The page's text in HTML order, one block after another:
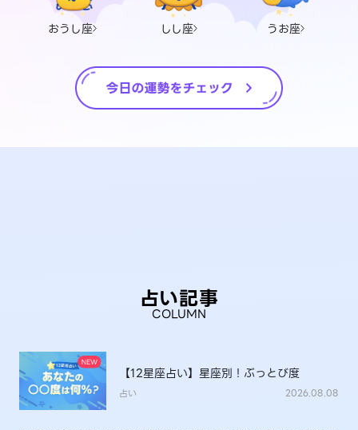
おうし座 しし座 うお座
占い記事
COLUMN
【12星座占い】星座別！ぶっとび度
占い 2026.08.08